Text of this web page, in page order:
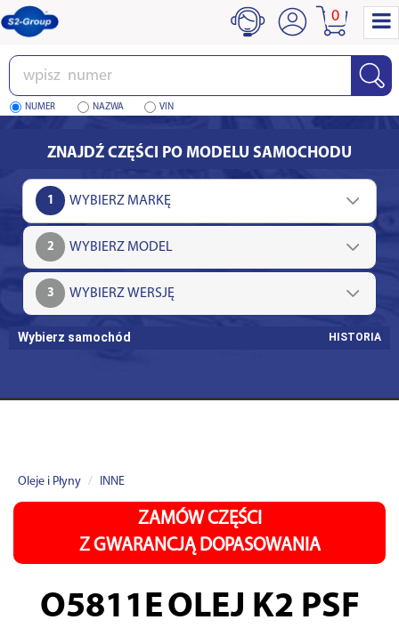
Wpisz
numer
NUMER NAZWA VIN
0
ZNAJDŹ CZĘŚCI PO MODELU SAMOCHODU
1
2
3
Wybierz samochód HISTORIA
Oleje i Płyny INNE
ZAMÓW CZĘŚCI
Z GWARANCJĄ DOPASOWANIA
O5811EOLEJ K2 PSF